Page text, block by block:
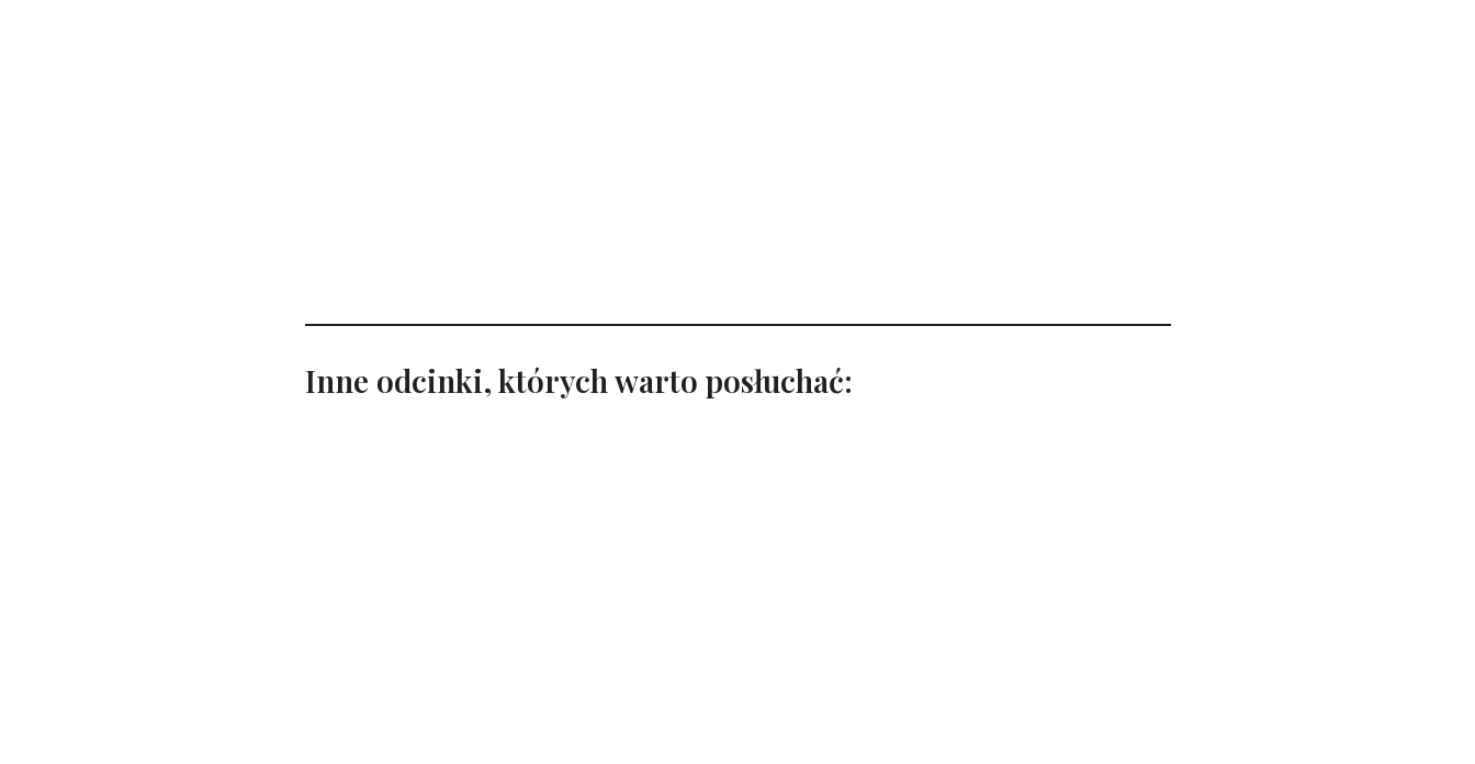
Inne odcinki, których warto posłuchać: